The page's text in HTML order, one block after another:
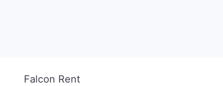
Falcon Rent